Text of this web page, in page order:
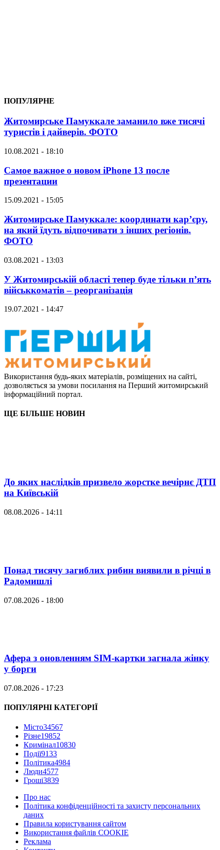
ПОПУЛЯРНЕ
Житомирське Памуккале заманило вже тисячі
туристів і дайверів. ФОТО
10.08.2021 - 18:10
Самое важное о новом iPhone 13 после
презентации
15.09.2021 - 15:05
Житомирське Памуккале: координати кар’єру,
на який їдуть відпочивати з інших регіонів.
ФОТО
03.08.2021 - 13:03
У Житомирській області тепер буде тільки п’ять
військкоматів – реорганізація
19.07.2021 - 14:47
Використання будь-яких матеріалів, розміщених на сайті,
дозволяється за умови посилання на Перший житомирський
інформаційний портал.
ЩЕ БІЛЬШЕ НОВИН
До яких наслідків призвело жорстке вечірнє ДТП
на Київській
08.08.2026 - 14:11
Понад тисячу загиблих рибин виявили в річці в
Радомишлі
07.08.2026 - 18:00
Афера з оновленням SIM-картки загнала жінку
у борги
07.08.2026 - 17:23
ПОПУЛЯРНІ КАТЕГОРІЇ
Місто34567
Різне19852
Кримінал10830
Події9133
Політика4984
Люди4577
Гроші3839
Про нас
Політика конфіденційності та захисту персональних
даних
Правила користування сайтом
Використання файлів COOKIE
Реклама